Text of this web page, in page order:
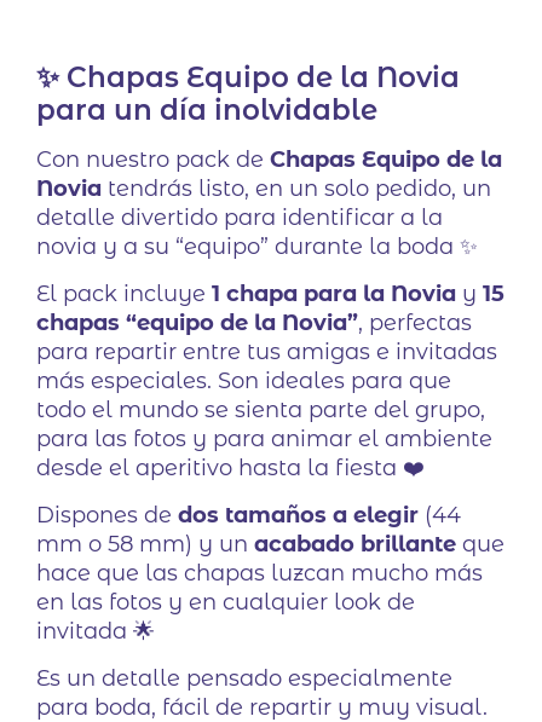
a valoración
de un
cliente
✨ Chapas Equipo de la Novia
para un día inolvidable
Con nuestro pack de Chapas Equipo de la
Novia tendrás listo, en un solo pedido, un
detalle divertido para identificar a la
novia y a su “equipo” durante la boda ✨
El pack incluye 1 chapa para la Novia y 15
chapas “equipo de la Novia”, perfectas
para repartir entre tus amigas e invitadas
más especiales. Son ideales para que
todo el mundo se sienta parte del grupo,
para las fotos y para animar el ambiente
desde el aperitivo hasta la fiesta ❤️
Dispones de dos tamaños a elegir (44
mm o 58 mm) y un acabado brillante que
hace que las chapas luzcan mucho más
en las fotos y en cualquier look de
invitada 🌟
Es un detalle pensado especialmente
para boda, fácil de repartir y muy visual.